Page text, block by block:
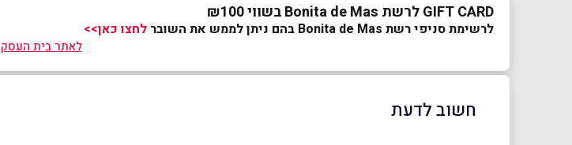
GIFT CARD לרשת Bonita de Mas בשווי ₪100
לרשימת סניפי רשת Bonita de Mas בהם ניתן לממש את השובר לחצו כאן>>
לאתר בית העסק
חשוב לדעת